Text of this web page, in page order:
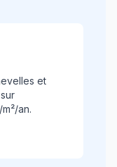
et
an.